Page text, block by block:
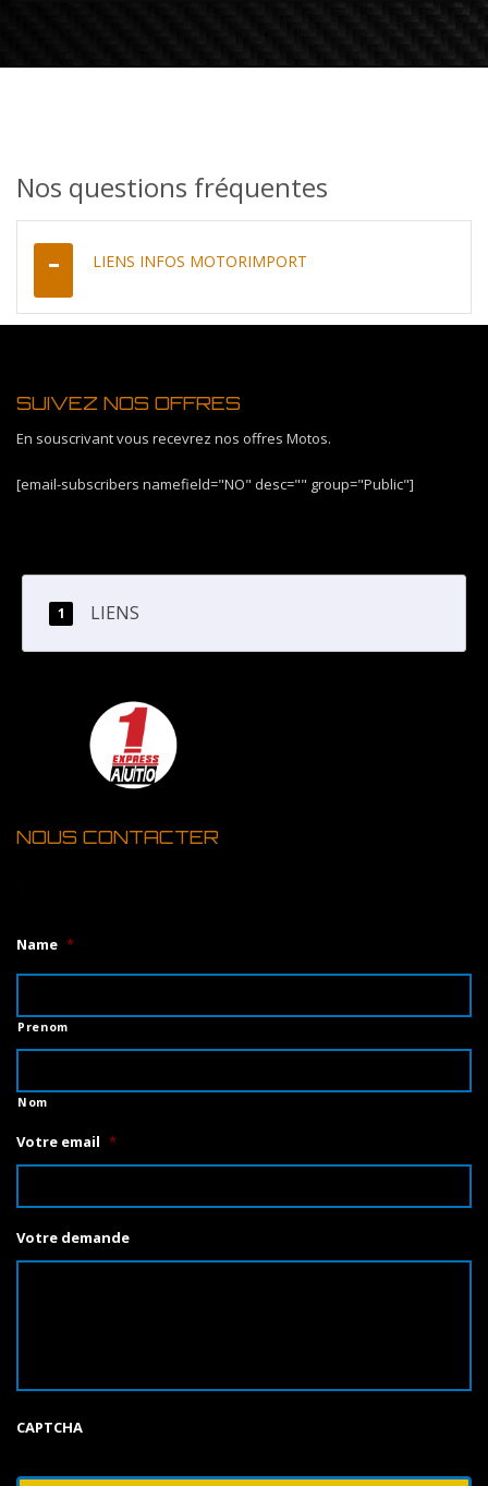
Nos questions fréquentes
LIENS INFOS MOTORIMPORT
SUIVEZ NOS OFFRES
En souscrivant vous recevrez nos offres Motos.
[email-subscribers namefield="NO" desc="" group="Public"]
LIENS
NOUS CONTACTER
Name *
Prenom
Nom
Votre email *
Votre demande
CAPTCHA